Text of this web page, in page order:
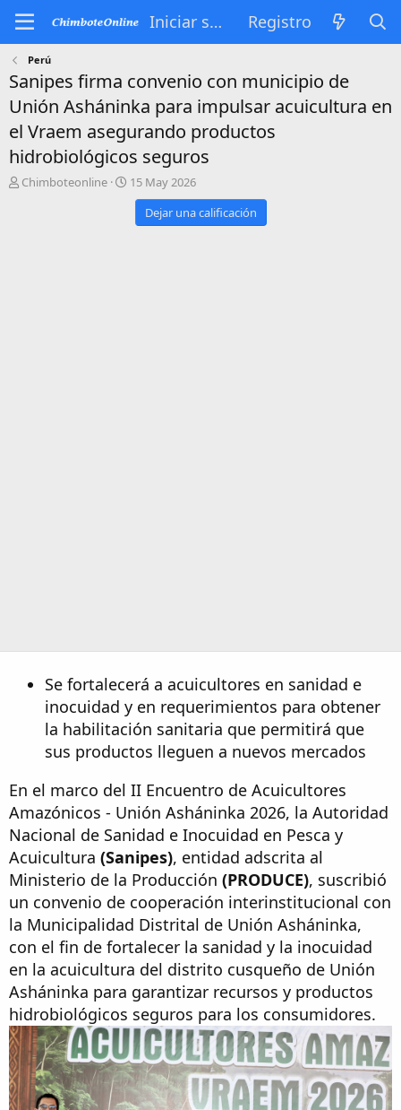
Iniciar sesión Registro
Perú
Sanipes firma convenio con municipio de
Unión Asháninka para impulsar acuicultura en
el Vraem asegurando productos
hidrobiológicos seguros
A
Chimboteonline
P
u
15 May 2026
Dejar una calificación
Se fortalecerá a acuicultores en sanidad e
inocuidad y en requerimientos para obtener
la habilitación sanitaria que permitirá que
sus productos lleguen a nuevos mercados
En el marco del II Encuentro de Acuicultores
Amazónicos - Unión Asháninka 2026, la Autoridad
Nacional de Sanidad e Inocuidad en Pesca y
Acuicultura (Sanipes), entidad adscrita al
Ministerio de la Producción (PRODUCE), suscribió
un convenio de cooperación interinstitucional con
la Municipalidad Distrital de Unión Asháninka,
con el fin de fortalecer la sanidad y la inocuidad
en la acuicultura del distrito cusqueño de Unión
Asháninka para garantizar recursos y productos
hidrobiológicos seguros para los consumidores.